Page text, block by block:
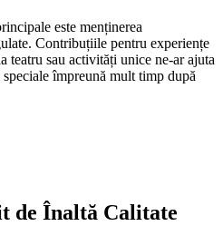
este menținerea
Contribuțiile pentru experiențe
teatru sau activități unice ne-ar ajuta
împreună mult timp după
de Înaltă Calitate